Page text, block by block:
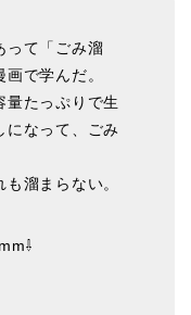
って「ごみ溜
で学んだ。
量たっぷりで生
になって、ごみ
溜まらない。